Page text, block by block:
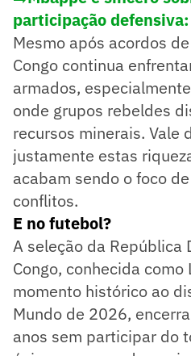
participação
Mesmo após acordos
Congo continua
armados,
onde grupos rebeldes
recursos minerais. Vale
justamente estas
acabam sendo o foco
conflitos.
E no futebol?
A seleção da República
Congo, conhecida
momento histórico ao
Mundo de 2026,
anos sem participar do